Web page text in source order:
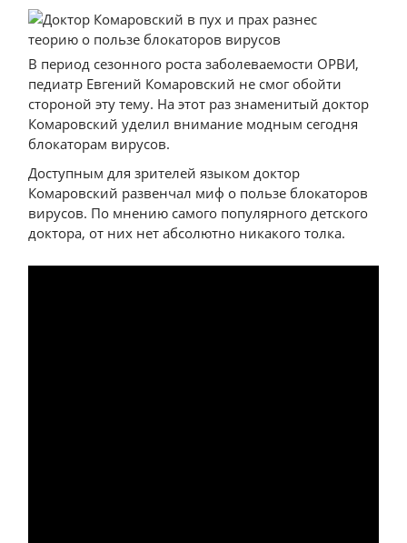
В период сезонного роста заболеваемости ОРВИ,
педиатр Евгений Комаровский не смог обойти
стороной эту тему. На этот раз знаменитый доктор
Комаровский уделил внимание модным сегодня
блокаторам вирусов.
Доступным для зрителей языком доктор
Комаровский развенчал миф о пользе блокаторов
вирусов. По мнению самого популярного детского
доктора, от них нет абсолютно никакого толка.